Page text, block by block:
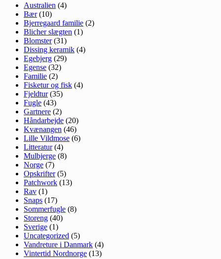
Australien (4)
Bær(10)
Bjerregaard familie (2)
Blicher slægten (1)
Blomster(31)
Dissing keramik (4)
Egebjerg (29)
Egense (32)
Familie (2)
Fisketur og fisk (4)
Fjeldtur(35)
Fugle (43)
Gartnere (2)
Håndarbejde (20)
Kvænangen (46)
Lille Vildmose (6)
Litteratur(4)
Mulbjerge (8)
Norge (7)
Opskrifter(5)
Patchwork (13)
Rav (1)
Snaps (17)
Sommerfugle (8)
Storeng (40)
Sverige (1)
Uncategorized (5)
Vandreture i Danmark (4)
Vintertid Nordnorge (13)